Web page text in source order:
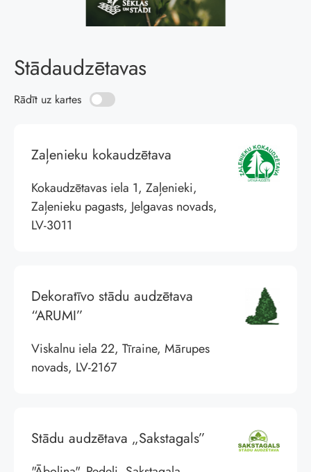
Stādaudzētavas
Rādīt uz kartes
Zaļenieku kokaudzētava
Kokaudzētavas iela 1, Zaļenieki,
Zaļenieku pagasts, Jelgavas novads,
LV-3011
Dekoratīvo stādu audzētava
“ARUMI”
Viskalnu iela 22, Tīraine, Mārupes
novads, LV-2167
Stādu audzētava „Sakstagals”